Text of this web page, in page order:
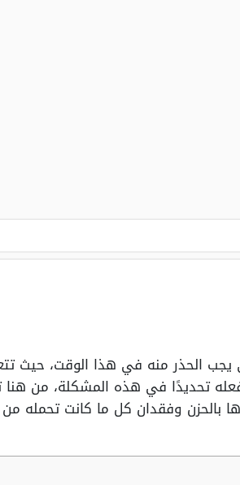
الحذر منه في هذا الوقت، حيث
تحديدًا في هذه المشكلة، من هنا
وفقدان كل ما كانت تحمله